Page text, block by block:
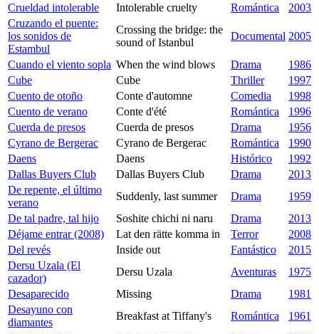
Crueldad intolerable
Intolerable cruelty Romántica
2003
Cruzando el puente:
los sonidos de
Estambul
Crossing the bridge: the
sound of Istanbul
Documental 2005
Cuando el viento sopla When the wind blows Drama
1986
Cube
Cube Thriller
1997
Cuento de otoño
Conte d'automne Comedia
1998
Cuento de verano
Conte d'été Romántica
1996
Cuerda de presos
Cuerda de presos Drama
1956
Cyrano de Bergerac
Cyrano de Bergerac Romántica
1990
Daens
Daens Histórico
1992
Dallas Buyers Club
Dallas Buyers Club Drama
2013
De repente, el último
verano
Suddenly, last summer Drama
1959
De tal padre, tal hijo
Soshite chichi ni naru Drama
2013
Déjame entrar (2008)
Lat den rätte komma in Terror
2008
Del revés
Inside out Fantástico
2015
Dersu Uzala (El
cazador)
Dersu Uzala Aventuras
1975
Desaparecido
Missing Drama
1981
Desayuno con
diamantes
Breakfast at Tiffany's Romántica
1961